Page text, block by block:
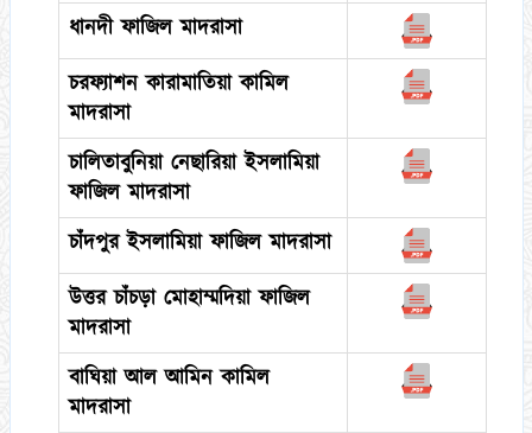
ধানদী ফাজিল মাদরাসা
চরফ্যাশন কারামাতিয়া কামিল
মাদরাসা
চালিতাবুনিয়া নেছারিয়া ইসলামিয়া
ফাজিল মাদরাসা
চাঁদপুর ইসলামিয়া ফাজিল মাদরাসা
উত্তর চাঁচড়া মোহাম্মদিয়া ফাজিল
মাদরাসা
বাঘিয়া আল আমিন কামিল
মাদরাসা